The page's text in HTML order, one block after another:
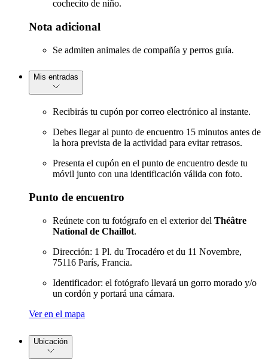
cochecito de niño.
Nota adicional
Se admiten animales de compañía y perros guía.
Mis entradas
Recibirás tu cupón por correo electrónico al instante.
Debes llegar al punto de encuentro 15 minutos antes de
la hora prevista de la actividad para evitar retrasos.
Presenta el cupón en el punto de encuentro desde tu
móvil junto con una identificación válida con foto.
Punto de encuentro
Reúnete con tu fotógrafo en el exterior del Théâtre
National de Chaillot.
Dirección: 1 Pl. du Trocadéro et du 11 Novembre,
75116 París, Francia.
Identificador: el fotógrafo llevará un gorro morado y/o
un cordón y portará una cámara.
Ver en el mapa
Ubicación